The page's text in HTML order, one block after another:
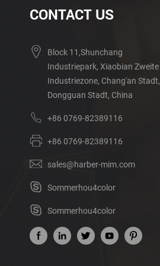
CONTACT US
Block 11,Shunchang
Industriepark, Xiaobian Zweite
Industriezone, Chang'an Stadt,
Dongguan Stadt, China
+86 0769-82389116
+86 0769-82389116
sales@harber-mim.com
Sommerhou4color
Sommerhou4color